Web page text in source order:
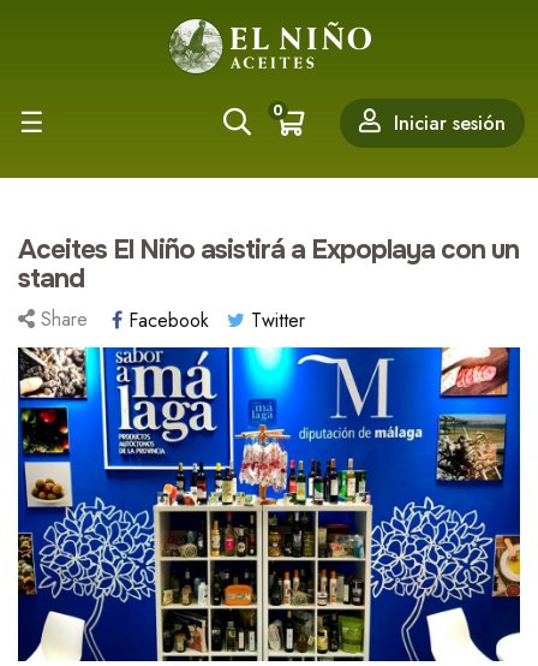
Navegación
palanca
☰ 0 Iniciar sesión
Aceites El Niño asistirá a Expoplaya con un
stand
Share Facebook Twitter